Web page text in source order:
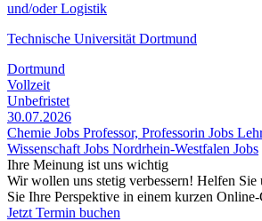
und/oder Logistik
Technische Universität Dortmund
Dortmund
Vollzeit
Unbefristet
30.07.2026
Chemie Jobs Professor, Professorin Jobs
Wissenschaft Jobs Nordrhein-Westfalen Jobs
Ihre Meinung ist uns wichtig
Wir wollen uns stetig verbessern! Helfen Sie
Sie Ihre Perspektive in einem kurzen Online-
Jetzt Termin buchen